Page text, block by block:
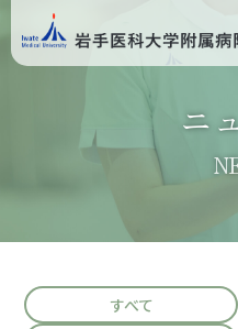
ニ
すべて